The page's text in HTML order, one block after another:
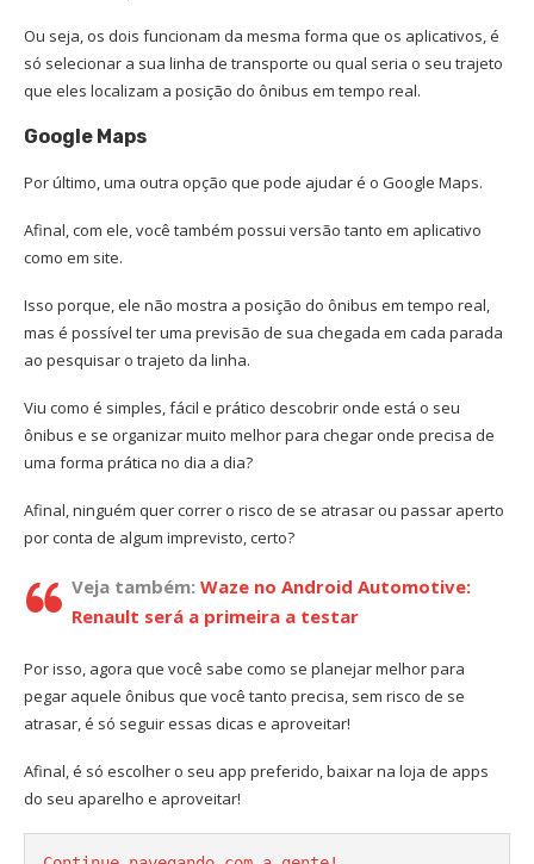
Ou seja, os dois funcionam da mesma forma que os aplicativos, é
só selecionar a sua linha de transporte ou qual seria o seu trajeto
que eles localizam a posição do ônibus em tempo real.
Google Maps
Por último, uma outra opção que pode ajudar é o Google Maps.
Afinal, com ele, você também possui versão tanto em aplicativo
como em site.
Isso porque, ele não mostra a posição do ônibus em tempo real,
mas é possível ter uma previsão de sua chegada em cada parada
ao pesquisar o trajeto da linha.
Viu como é simples, fácil e prático descobrir onde está o seu
ônibus e se organizar muito melhor para chegar onde precisa de
uma forma prática no dia a dia?
Afinal, ninguém quer correr o risco de se atrasar ou passar aperto
por conta de algum imprevisto, certo?
Veja também: Waze no Android Automotive:
Renault será a primeira a testar
Por isso, agora que você sabe como se planejar melhor para
pegar aquele ônibus que você tanto precisa, sem risco de se
atrasar, é só seguir essas dicas e aproveitar!
Afinal, é só escolher o seu app preferido, baixar na loja de apps
do seu aparelho e aproveitar!